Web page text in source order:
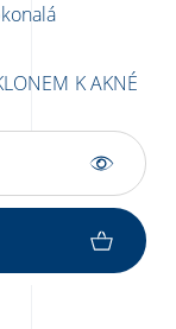
K AKNÉ